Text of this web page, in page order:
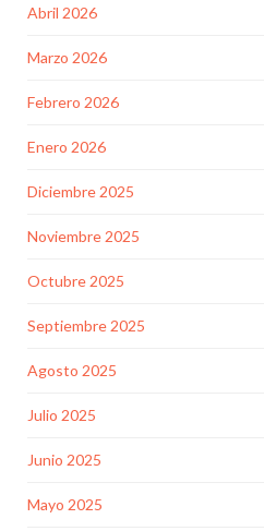
Abril 2026
Marzo 2026
Febrero 2026
Enero 2026
Diciembre 2025
Noviembre 2025
Octubre 2025
Septiembre 2025
Agosto 2025
Julio 2025
Junio 2025
Mayo 2025